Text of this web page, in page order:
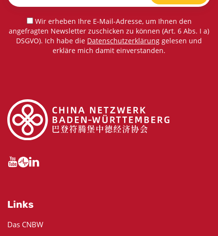
Wir erheben Ihre E-Mail-Adresse, um Ihnen den
angefragten Newsletter zuschicken zu können (Art. 6 Abs. I a)
DSGVO). Ich habe die Datenschutzerklärung gelesen und
erkläre mich damit einverstanden.
Links
Das CNBW